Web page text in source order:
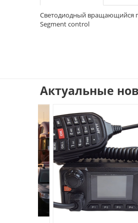
Cветодиодный вращающийся
Segment control
Актуальные